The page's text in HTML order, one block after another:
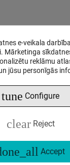
e-veikala
Mārketinga
reklāmu
jūsu personīgās
tune Configure
clear Reject
Accept